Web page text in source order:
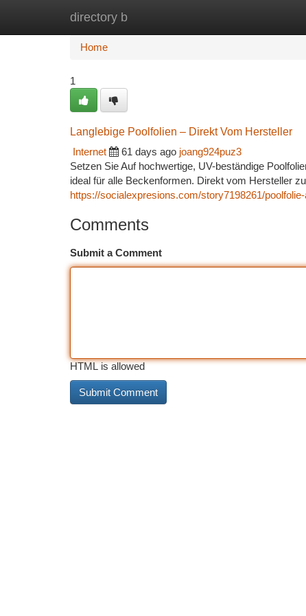
directory b
Home
Home
1
Langlebige Poolfolien – Direkt Vom Hersteller
Internet
61 days ago joang924puz3
Setzen Sie Auf hochwertige, UV-beständige
ideal für alle Beckenformen. Direkt vom Hersteller
https://socialexpresions.com/story7198261/
Comments
Submit a Comment
HTML is allowed